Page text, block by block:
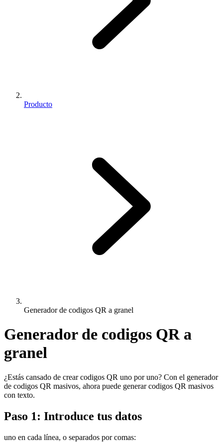
Producto
Generador de codigos QR a granel
Generador de codigos QR a
granel
¿Estás cansado de crear codigos QR uno por uno? Con el generador
de codigos QR masivos, ahora puede generar codigos QR masivos
con texto.
Paso 1: Introduce tus datos
uno en cada línea, o separados por comas: